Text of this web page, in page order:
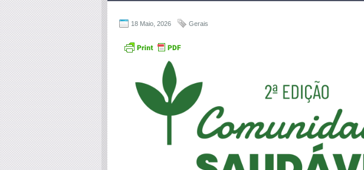
18 Maio, 2026 Gerais